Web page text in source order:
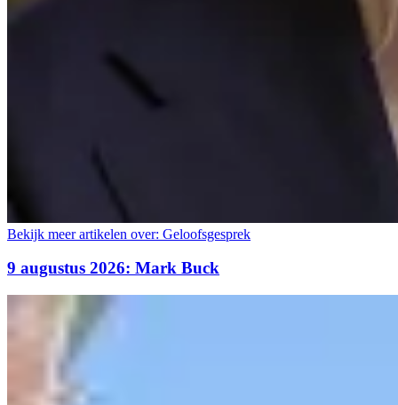
Bekijk meer artikelen over: Geloofsgesprek
9 augustus 2026: Mark Buck